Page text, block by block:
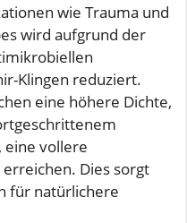
wie Trauma und
wird aufgrund der
Klingen reduziert.
eine höhere Dichte,
eine vollere
Dies sorgt
für natürlichere